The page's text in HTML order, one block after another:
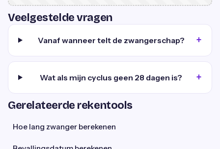
Veelgestelde vragen
Vanaf wanneer telt de zwangerschap?
Wat als mijn cyclus geen 28 dagen is?
Gerelateerde rekentools
Hoe lang zwanger berekenen